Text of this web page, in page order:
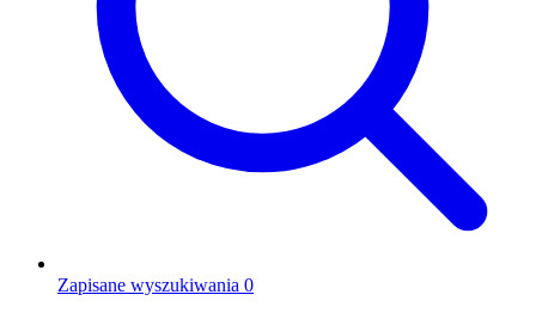
Zapisane wyszukiwania 0